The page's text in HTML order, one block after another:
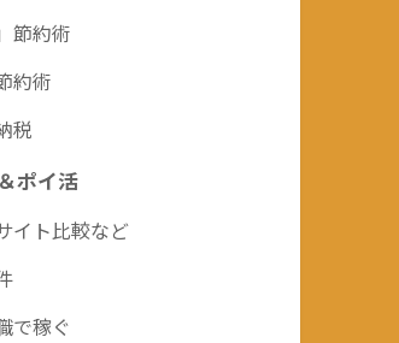
節約術
約術
税
ポイ活
イト比較など
で稼ぐ